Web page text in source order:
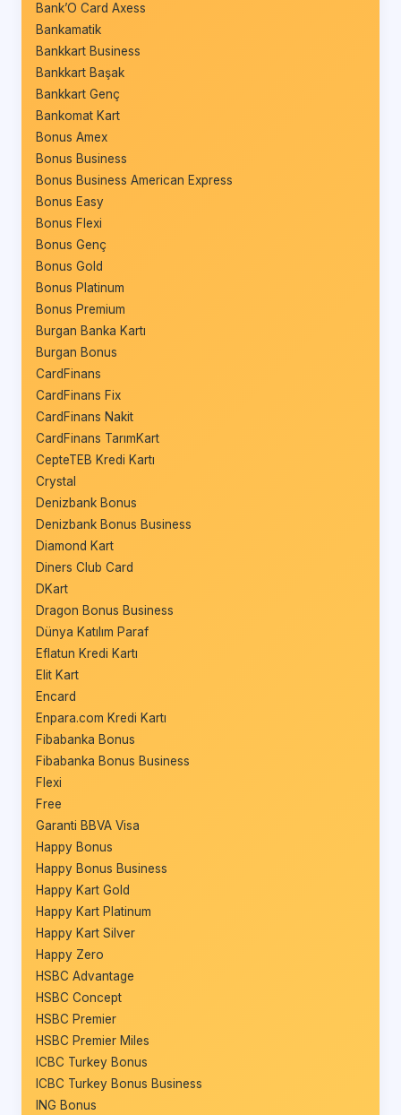
Bank’O Card Axess
Bankamatik
Bankkart Business
Bankkart Başak
Bankkart Genç
Bankomat Kart
Bonus Amex
Bonus Business
Bonus Business American Express
Bonus Easy
Bonus Flexi
Bonus Genç
Bonus Gold
Bonus Platinum
Bonus Premium
Burgan Banka Kartı
Burgan Bonus
CardFinans
CardFinans Fix
CardFinans Nakit
CardFinans TarımKart
CepteTEB Kredi Kartı
Crystal
Denizbank Bonus
Denizbank Bonus Business
Diamond Kart
Diners Club Card
DKart
Dragon Bonus Business
Dünya Katılım Paraf
Eflatun Kredi Kartı
Elit Kart
Encard
Enpara.com Kredi Kartı
Fibabanka Bonus
Fibabanka Bonus Business
Flexi
Free
Garanti BBVA Visa
Happy Bonus
Happy Bonus Business
Happy Kart Gold
Happy Kart Platinum
Happy Kart Silver
Happy Zero
HSBC Advantage
HSBC Concept
HSBC Premier
HSBC Premier Miles
ICBC Turkey Bonus
ICBC Turkey Bonus Business
ING Bonus